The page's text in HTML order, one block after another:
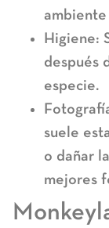
Higiene:
después
especie.
suele
o dañar
mejores